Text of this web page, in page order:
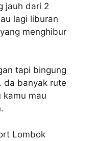
jauh dari 2
lagi liburan
menghibur
tapi bingung
da banyak rute
kamu mau
Lombok